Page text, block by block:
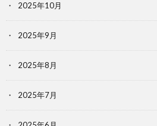
2025年10月
2025年9月
2025年8月
2025年7月